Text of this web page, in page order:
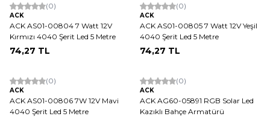
(0)
ACK
ACK AS01-00804 7 Watt 12V
Kırmızı 4040 Şerit Led 5 Metre
74,27 TL
(0)
ACK
ACK AS01-00805 7 Watt 12V Yeşil
4040 Şerit Led 5 Metre
74,27 TL
(0)
ACK
ACK AS01-00806 7W 12V Mavi
4040 Şerit Led 5 Metre
(0)
ACK
ACK AG60-05891 RGB Solar Led
Kazıklı Bahçe Armatürü